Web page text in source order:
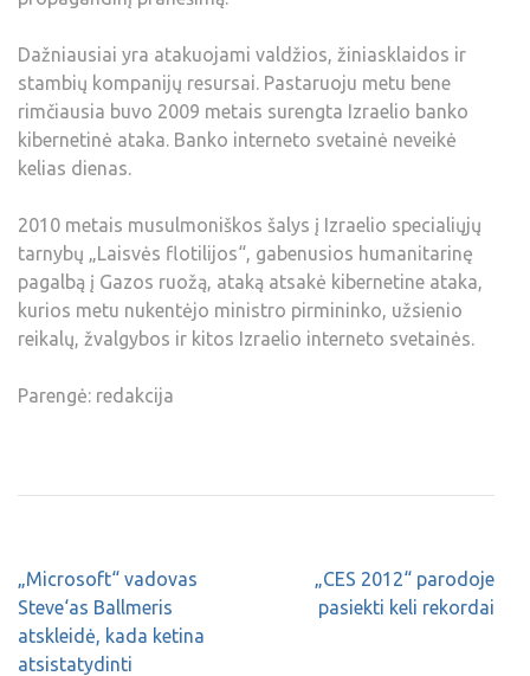
Dažniausiai yra atakuojami valdžios, žiniasklaidos ir
stambių kompanijų resursai. Pastaruoju metu bene
rimčiausia buvo 2009 metais surengta Izraelio banko
kibernetinė ataka. Banko interneto svetainė neveikė
kelias dienas.
2010 metais musulmoniškos šalys į Izraelio specialiųjų
tarnybų „Laisvės flotilijos“, gabenusios humanitarinę
pagalbą į Gazos ruožą, ataką atsakė kibernetine ataka,
kurios metu nukentėjo ministro pirmininko, užsienio
reikalų, žvalgybos ir kitos Izraelio interneto svetainės.
Parengė: redakcija
„Microsoft“ vadovas
Steve‘as Ballmeris
atskleidė, kada ketina
atsistatydinti
„CES 2012“ parodoje
pasiekti keli rekordai